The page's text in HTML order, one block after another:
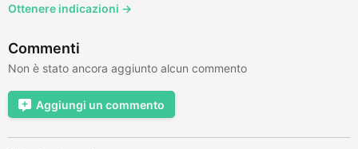
Ottenere indicazioni →
Commenti
Non è stato ancora aggiunto alcun commento
Aggiungi un commento